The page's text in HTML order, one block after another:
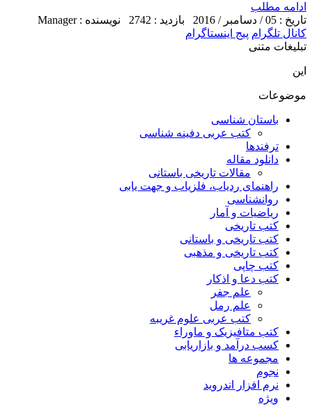
ادامه مطلب
تاریخ : 05 / دسامبر / 2016
بازدید : 2742
نویسنده : Manager
کانال تلگرام پیج اینستاگرام
تبلیغات متنی
این
موضوعات
باستان شناسی
کتب عربی دفینه شناسی
ترفندها
دانلود مقاله
مقالات تاریخی باستانی
راهنمای ردیاب، فلزیاب و جهت یابی
روانشناسی
ریاضیات و آمار
کتب تاریخی
کتب تاریخی و باستانی
کتب تاریخی و مذهبی
کتب چاپی
کتب دعا و اذکار
علم جفر
علم رمل
کتب عربی علوم غریبه
کتب متافیزیک و ماوراء
کسب درآمد و بازاریابی
مجموعه ها
نجوم
نرم افزار اندروید
ویژه